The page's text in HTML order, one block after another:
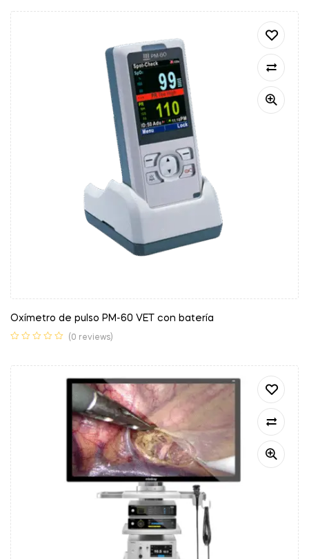
Oxímetro de pulso PM-60 VET con batería
(0 reviews)